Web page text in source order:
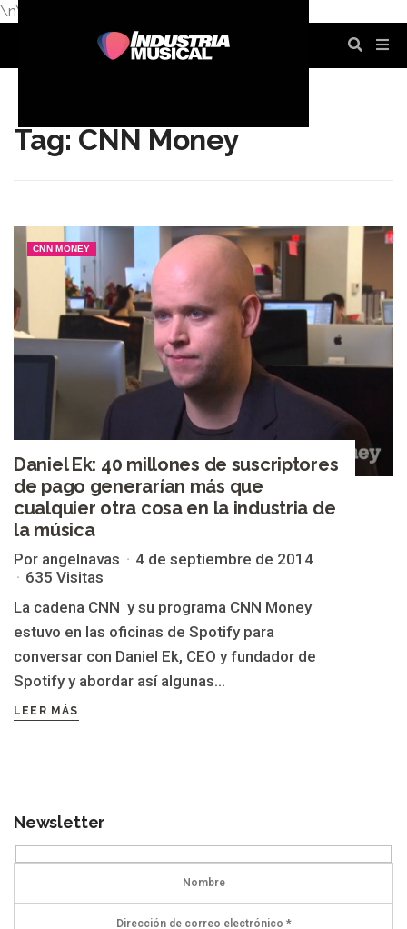
\n\n
Tag: CNN Money
CNN MONEY
Daniel Ek: 40 millones de suscriptores
de pago generarían más que
cualquier otra cosa en la industria de
la música
Por angelnavas
4 de septiembre de 2014
635 Visitas
La cadena CNN y su programa CNN Money
estuvo en las oficinas de Spotify para
conversar con Daniel Ek, CEO y fundador de
Spotify y abordar así algunas...
LEER MÁS
Newsletter